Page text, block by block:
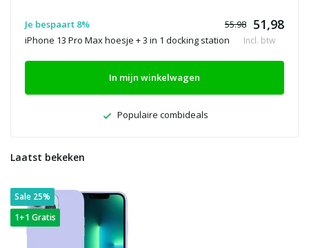
Je bespaart 8% 55.98 51,98
iPhone 13 Pro Max hoesje + 3 in 1 docking station Incl. btw
In mijn winkelwagen
Populaire combideals
Laatst bekeken
Sale 25%
1+1 Gratis